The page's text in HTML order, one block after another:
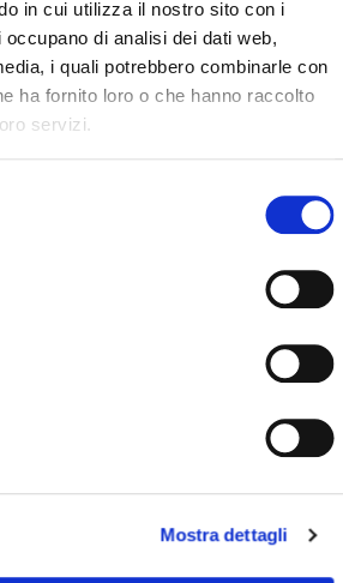
in cui utilizza il nostro sito con i
di analisi dei dati web,
i quali potrebbero combinarle con
ha fornito loro o che hanno raccolto
servizi.
Mostra dettagli
897 898
899
902 903
904